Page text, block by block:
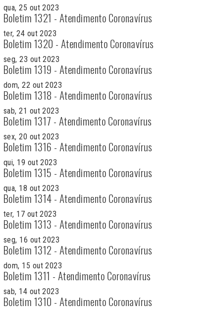
qua, 25 out 2023
Boletim 1321 - Atendimento Coronavírus
ter, 24 out 2023
Boletim 1320 - Atendimento Coronavírus
seg, 23 out 2023
Boletim 1319 - Atendimento Coronavírus
dom, 22 out 2023
Boletim 1318 - Atendimento Coronavírus
sab, 21 out 2023
Boletim 1317 - Atendimento Coronavírus
sex, 20 out 2023
Boletim 1316 - Atendimento Coronavírus
qui, 19 out 2023
Boletim 1315 - Atendimento Coronavírus
qua, 18 out 2023
Boletim 1314 - Atendimento Coronavírus
ter, 17 out 2023
Boletim 1313 - Atendimento Coronavírus
seg, 16 out 2023
Boletim 1312 - Atendimento Coronavírus
dom, 15 out 2023
Boletim 1311 - Atendimento Coronavírus
sab, 14 out 2023
Boletim 1310 - Atendimento Coronavírus